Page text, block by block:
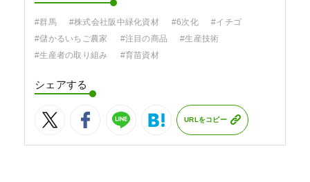
#群馬 #株式会社阪中緑化資材 #6次化
#イチゴ
#儲かるいちご農家
#注目の商品
#生産技術
#生産者の取り組み
#育苗資材
シェアする
URLをコピー